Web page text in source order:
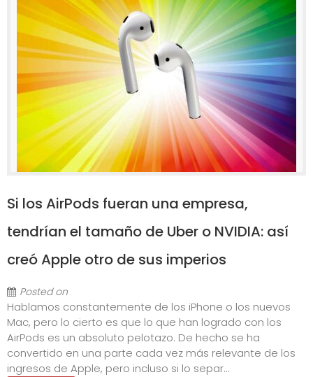
Si los AirPods fueran una empresa,
tendrían el tamaño de Uber o NVIDIA: así
creó Apple otro de sus imperios
Posted on
Hablamos constantemente de los iPhone o los nuevos
Mac, pero lo cierto es que lo que han logrado con los
AirPods es un absoluto pelotazo. De hecho se ha
convertido en una parte cada vez más relevante de los
ingresos de Apple, pero incluso si lo separ...